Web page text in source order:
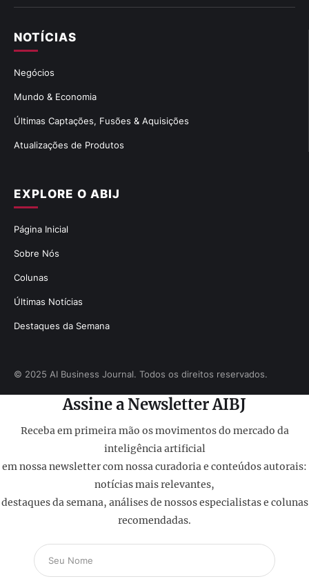
EXPLORE O ABIJ
Página Inicial
Sobre Nós
Colunas
Últimas Notícias
Destaques da Semana
NOTÍCIAS
Negócios
Mundo & Economia
Últimas Captações, Fusões & Aquisições
Atualizações de Produtos
© 2025 AI Business Journal. Todos os direitos reservados.
Assine a Newsletter AIBJ
Receba em primeira mão os movimentos do mercado da
inteligência artificial
em nossa newsletter com nossa curadoria e conteúdos autorais:
notícias mais relevantes,
destaques da semana, análises de nossos especialistas e colunas
recomendadas.